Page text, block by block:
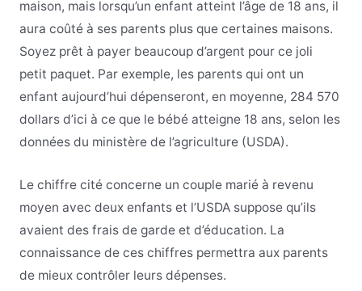
maison, mais lorsqu’un enfant atteint l’âge de 18 ans, il
aura coûté à ses parents plus que certaines maisons.
Soyez prêt à payer beaucoup d’argent pour ce joli
petit paquet. Par exemple, les parents qui ont un
enfant aujourd’hui dépenseront, en moyenne, 284 570
dollars d’ici à ce que le bébé atteigne 18 ans, selon les
données du ministère de l’agriculture (USDA).
Le chiffre cité concerne un couple marié à revenu
moyen avec deux enfants et l’USDA suppose qu’ils
avaient des frais de garde et d’éducation. La
connaissance de ces chiffres permettra aux parents
de mieux contrôler leurs dépenses.